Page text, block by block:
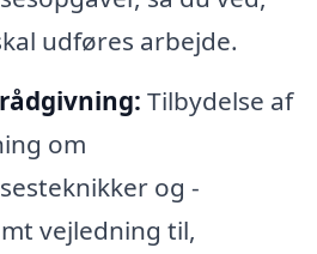
udføres arbejde.
Tilbydelse af
om
og -
vejledning til,